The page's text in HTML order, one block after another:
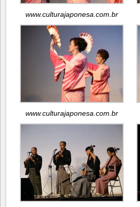
www.culturajaponesa.com.br
www.culturajaponesa.com.br